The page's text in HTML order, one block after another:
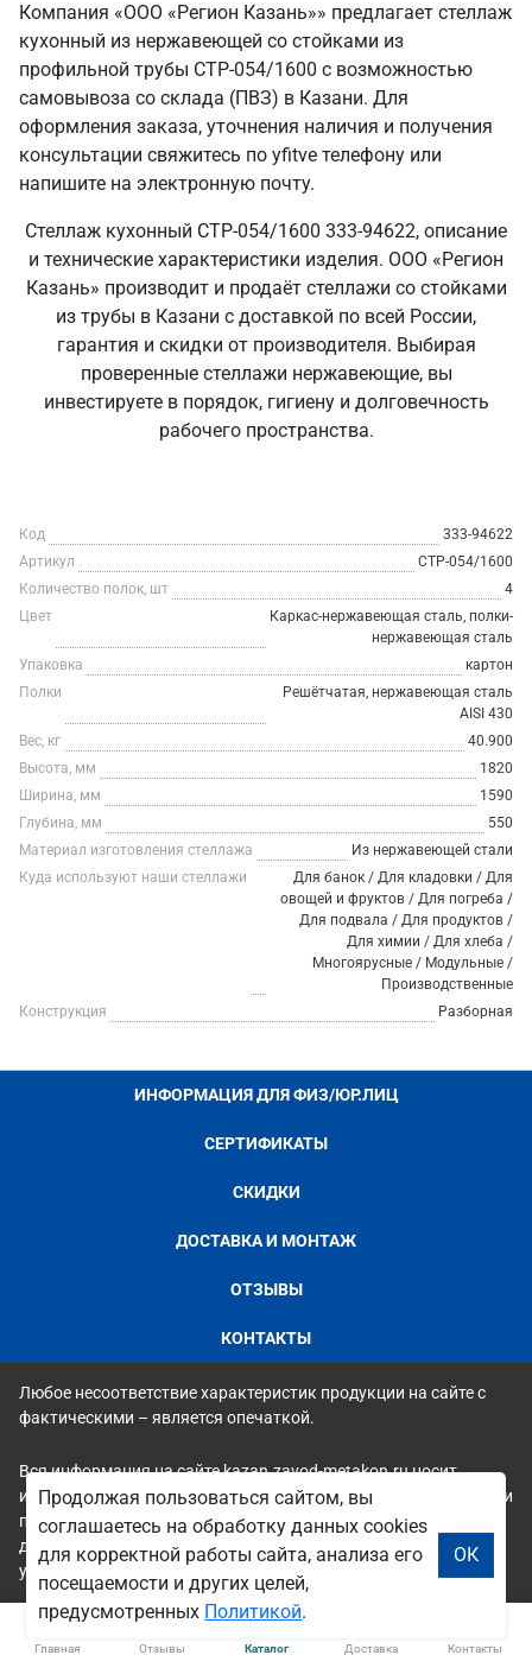
Компания «ООО «Регион Казань»» предлагает стеллаж
кухонный из нержавеющей со стойками из
профильной трубы СТР-054/1600 с возможностью
самовывоза со склада (ПВЗ) в Казани. Для
оформления заказа, уточнения наличия и получения
консультации свяжитесь по yfitve телефону или
напишите на электронную почту.
Стеллаж кухонный СТР-054/1600 333-94622, описание
и технические характеристики изделия. ООО «Регион
Казань» производит и продаёт стеллажи со стойками
из трубы в Казани с доставкой по всей России,
гарантия и скидки от производителя. Выбирая
проверенные стеллажи нержавеющие, вы
инвестируете в порядок, гигиену и долговечность
рабочего пространства.
Код
333-94622
Артикул
СТР-054/1600
Количество полок, шт
4
Цвет
Каркас-нержавеющая сталь, полки-
нержавеющая сталь
Упаковка
картон
Полки
Решётчатая, нержавеющая сталь
AISI 430
Вес, кг
40.900
Высота, мм
1820
Ширина, мм
1590
Глубина, мм
550
Материал изготовления стеллажа
Из нержавеющей стали
Куда используют наши стеллажи
Для банок / Для кладовки / Для
овощей и фруктов / Для погреба /
Для подвала / Для продуктов /
Для химии / Для хлеба /
Многоярусные / Модульные /
Производственные
Конструкция
Разборная
ИНФОРМАЦИЯ ДЛЯ ФИЗ/ЮР.ЛИЦ
СЕРТИФИКАТЫ
СКИДКИ
ДОСТАВКА И МОНТАЖ
ОТЗЫВЫ
КОНТАКТЫ
Любое несоответствие характеристик продукции на сайте с
фактическими – является опечаткой.
Вся информация на сайте kazan.zavod-metakon.ru носит
исключительно ознакомительный и справочный характер и ни
при каких условиях не является публичной офертой. Всю
дополнительную информацию можно узнать по телефонам
указанным на сайте.
Главная Отзывы Каталог Доставка Контакты
Продолжая пользоваться сайтом, вы
соглашаетесь на обработку данных cookies
для корректной работы сайта, анализа его
посещаемости и других целей,
предусмотренных Политикой.
ОК